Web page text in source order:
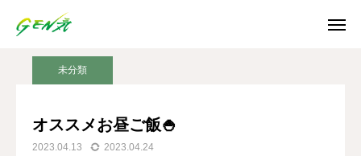
ブログ
未分類
オススメお昼ご飯🍚
2023.04.13 2023.04.24
Instagram